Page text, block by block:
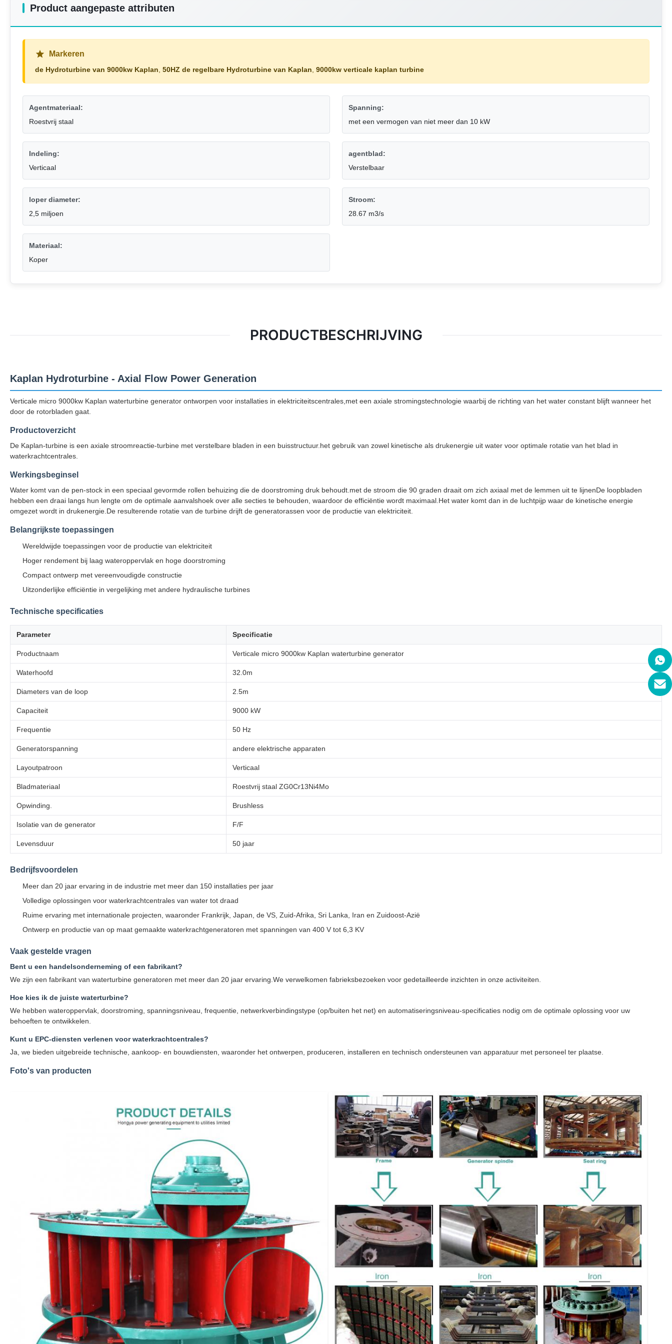
Product aangepaste attributen
Markeren
de Hydroturbine van 9000kw Kaplan 50HZ de regelbare Hydroturbine van Kaplan 9000kw verticale kaplan turbine
Agentmateriaal:
Roestvrij staal
Spanning:
met een vermogen van niet meer dan 10 kW
Indeling:
Verticaal
agentblad:
Verstelbaar
loper diameter:
2,5 miljoen
Stroom:
28.67 m3/s
Materiaal:
Koper
PRODUCTBESCHRIJVING
Kaplan Hydroturbine - Axial Flow Power Generation
Verticale micro 9000kw Kaplan waterturbine generator ontworpen voor installaties in elektriciteitscentrales,met een axiale stromingstechnologie waarbij de richting van het water constant blijft wanneer het
door de rotorbladen gaat.
Productoverzicht
De Kaplan-turbine is een axiale stroomreactie-turbine met verstelbare bladen in een buisstructuur.het gebruik van zowel kinetische als drukenergie uit water voor optimale rotatie van het blad in
waterkrachtcentrales.
Werkingsbeginsel
Water komt van de pen-stock in een speciaal gevormde rollen behuizing die de doorstroming druk behoudt.met de stroom die 90 graden draait om zich axiaal met de lemmen uit te lijnenDe loopbladen
hebben een draai langs hun lengte om de optimale aanvalshoek over alle secties te behouden, waardoor de efficiëntie wordt maximaal.Het water komt dan in de luchtpijp waar de kinetische energie
omgezet wordt in drukenergie.De resulterende rotatie van de turbine drijft de generatorassen voor de productie van elektriciteit.
Belangrijkste toepassingen
Wereldwijde toepassingen voor de productie van elektriciteit
Hoger rendement bij laag wateroppervlak en hoge doorstroming
Compact ontwerp met vereenvoudigde constructie
Uitzonderlijke efficiëntie in vergelijking met andere hydraulische turbines
Technische specificaties
Parameter Specificatie
Productnaam Verticale micro 9000kw Kaplan waterturbine generator
Waterhoofd 32.0m
Diameters van de loop 2.5m
Capaciteit 9000 kW
Frequentie 50 Hz
Generatorspanning andere elektrische apparaten
Layoutpatroon Verticaal
Bladmateriaal Roestvrij staal ZG0Cr13Ni4Mo
Opwinding. Brushless
Isolatie van de generator F/F
Levensduur 50 jaar
Bedrijfsvoordelen
Meer dan 20 jaar ervaring in de industrie met meer dan 150 installaties per jaar
Volledige oplossingen voor waterkrachtcentrales van water tot draad
Ruime ervaring met internationale projecten, waaronder Frankrijk, Japan, de VS, Zuid-Afrika, Sri Lanka, Iran en Zuidoost-Azië
Ontwerp en productie van op maat gemaakte waterkrachtgeneratoren met spanningen van 400 V tot 6,3 KV
Vaak gestelde vragen
Bent u een handelsonderneming of een fabrikant?
We zijn een fabrikant van waterturbine generatoren met meer dan 20 jaar ervaring.We verwelkomen fabrieksbezoeken voor gedetailleerde inzichten in onze activiteiten.
Hoe kies ik de juiste waterturbine?
We hebben wateroppervlak, doorstroming, spanningsniveau, frequentie, netwerkverbindingstype (op/buiten het net) en automatiseringsniveau-specificaties nodig om de optimale oplossing voor uw
behoeften te ontwikkelen.
Kunt u EPC-diensten verlenen voor waterkrachtcentrales?
Ja, we bieden uitgebreide technische, aankoop- en bouwdiensten, waaronder het ontwerpen, produceren, installeren en technisch ondersteunen van apparatuur met personeel ter plaatse.
Foto's van producten